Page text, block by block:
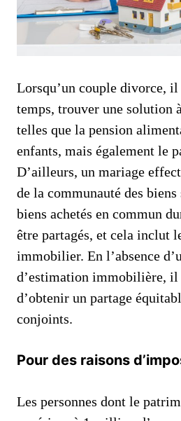
Lorsqu’un couple divorce,
temps, trouver une solution
telles que la pension
enfants, mais également le
D’ailleurs, un mariage
de la communauté des
biens achetés en commun
être partagés, et cela inclut
immobilier. En l’absence
d’estimation immobilière,
d’obtenir un partage
conjoints.
Pour des raisons
Les personnes dont le